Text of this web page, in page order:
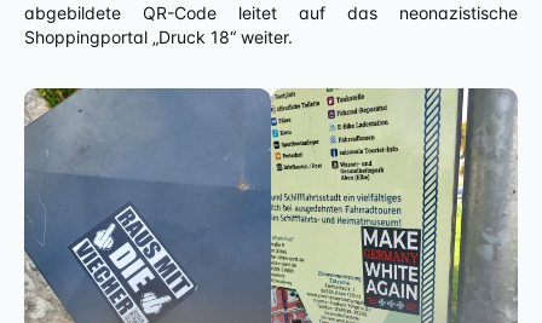
abgebildete QR-Code leitet auf das neonazistische
Shoppingportal „Druck 18“ weiter.